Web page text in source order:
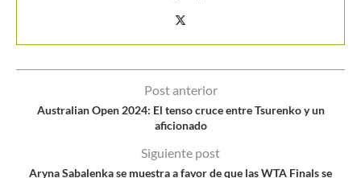
Post anterior
Australian Open 2024: El tenso cruce entre Tsurenko y un
aficionado
Siguiente post
Aryna Sabalenka se muestra a favor de que las WTA Finals se